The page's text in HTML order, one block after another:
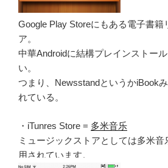
Google Play Storeにもある電子書籍
ア。
中華Androidに結構プレインストー
い。
つまり、NewsstandというかiBook
れている。
・iTunres Store = 多米音乐
ミュージックストアとしては多米
用されています。